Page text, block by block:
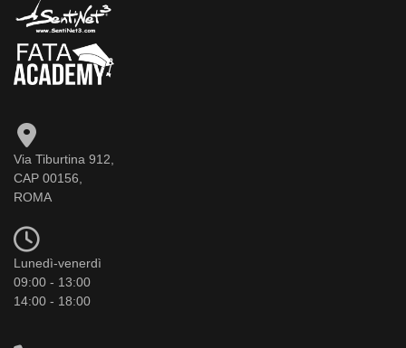
Via Tiburtina 912,
CAP 00156,
ROMA
Lunedì-venerdì
09:00 - 13:00
14:00 - 18:00